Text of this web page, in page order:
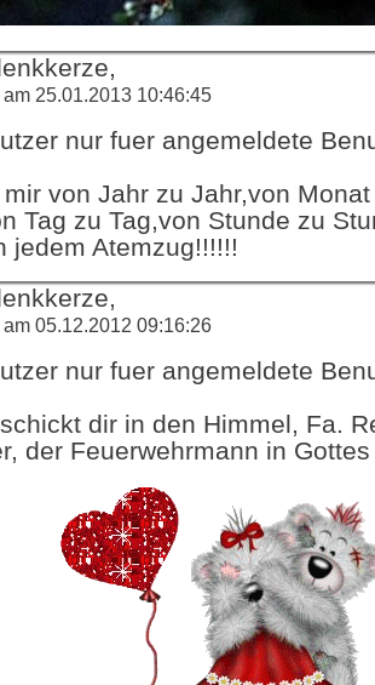
25.01.2013 10:46:45
nur fuer angemeldete
von Jahr zu Jahr,von
Tag zu Tag,von Stunde zu
jedem Atemzug!!!!!!
05.12.2012 09:16:26
nur fuer angemeldete
dir in den Himmel, Fa.
der Feuerwehrmann in Gottes